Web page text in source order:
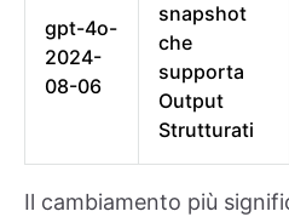
gpt-4o-
2024-
08-06
snapshot
che
supporta
Output
Strutturati
Il cambiamento più